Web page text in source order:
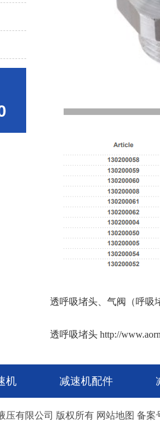
透呼吸堵头、气阀（呼吸
透呼吸堵头 http://
机 减速机配件
压有限公司 版权所有 网站地图 备案